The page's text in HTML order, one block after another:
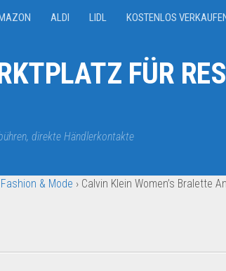
ALDI LIDL KOSTENLOS
FÜR
direkte Händlerkontakte
Fashion & Mode › Calvin Klein Women’s Bralette